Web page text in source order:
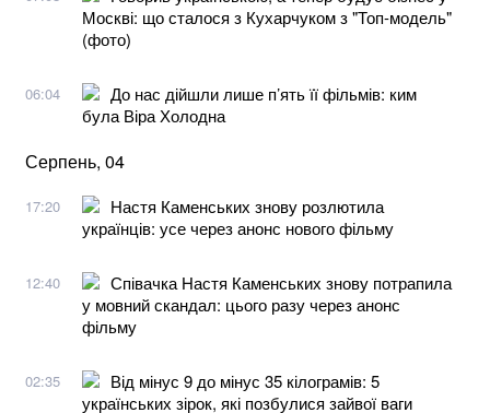
Москві: що сталося з Кухарчуком з "Топ-модель"
(фото)
06:04
До нас дійшли лише п’ять її фільмів: ким
була Віра Холодна
Серпень, 04
17:20
Настя Каменських знову розлютила
українців: усе через анонс нового фільму
12:40
Співачка Настя Каменських знову потрапила
у мовний скандал: цього разу через анонс
фільму
02:35
Від мінус 9 до мінус 35 кілограмів: 5
українських зірок, які позбулися зайвої ваги